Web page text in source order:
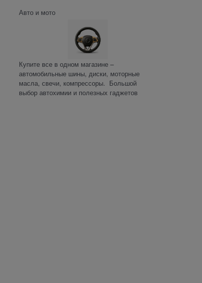
Авто и мото
Купите все в одном магазине –
автомобильные шины, диски, моторные
масла, свечи, компрессоры. Большой
выбор автохимии и полезных гаджетов